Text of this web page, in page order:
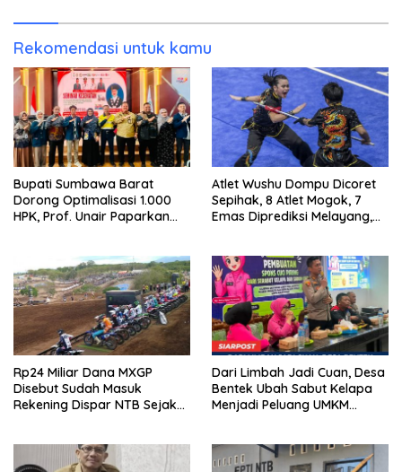
Rekomendasi untuk kamu
Bupati Sumbawa Barat
Dorong Optimalisasi 1.000
HPK, Prof. Unair Paparkan
Atlet Wushu Dompu Dicoret
Sepihak, 8 Atlet Mogok, 7
Emas Diprediksi Melayang,
Rp24 Miliar Dana MXGP
Disebut Sudah Masuk
Rekening Dispar NTB Sejak
Dari Limbah Jadi Cuan, Desa
Bentek Ubah Sabut Kelapa
Menjadi Peluang UMKM